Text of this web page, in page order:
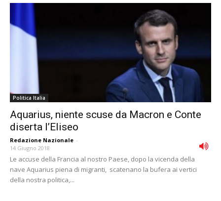
Politica Italia
Aquarius, niente scuse da Macron e Conte
diserta l’Eliseo
Redazione Nazionale -
14 Giugno 2018
Le accuse della Francia al nostro Paese, dopo la vicenda della
nave Aquarius piena di migranti, scatenano la bufera ai vertici
della nostra politica,...